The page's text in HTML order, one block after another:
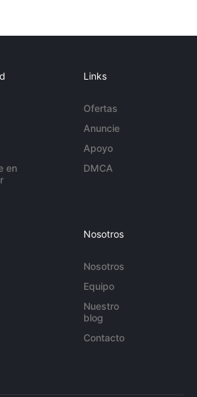
en
Links
Ofertas
Anuncie
Apoyo
DMCA
Nosotros
Nosotros
Equipo
Nuestro
blog
Contacto